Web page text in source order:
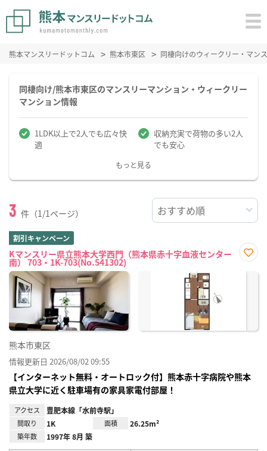
熊本マンスリードットコム 熊本市東区 同棲向けのウィークリー・マン
同棲向け/熊本市東区のマンスリーマンション・ウィークリー
マンション情報
1LDK以上で2人でも広々快
適
収納充実で荷物の多い2人
でも安心
もっと見る
3 件（1/1ページ）
割引キャンペーン
Kマンスリー県立熊本大学西門（熊本県赤十字血液センター
南） 703・1K-703(No.541302)
に入
熊本市東区
情報更新日 2026/08/02 09:55
【インターネット無料・オートロック付】熊本赤十字病院や熊本
県立大学に近く駐車場有の家具家電付部屋！
アクセス 豊肥本線「水前寺駅」
間取り 1K 面積 26.25m²
築年数 1997年 8月 築